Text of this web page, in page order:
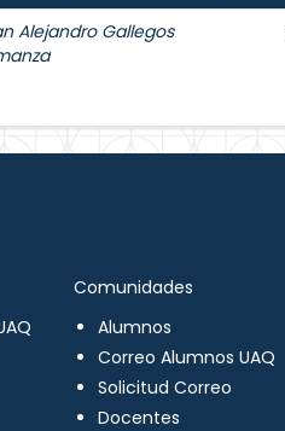
Alejandro Gallegos
Comunidades
Alumnos
Correo Alumnos UAQ
Solicitud Correo
Docentes